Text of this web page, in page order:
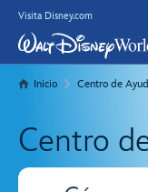
Visita Disney.com
Inicio Centro de
Centro